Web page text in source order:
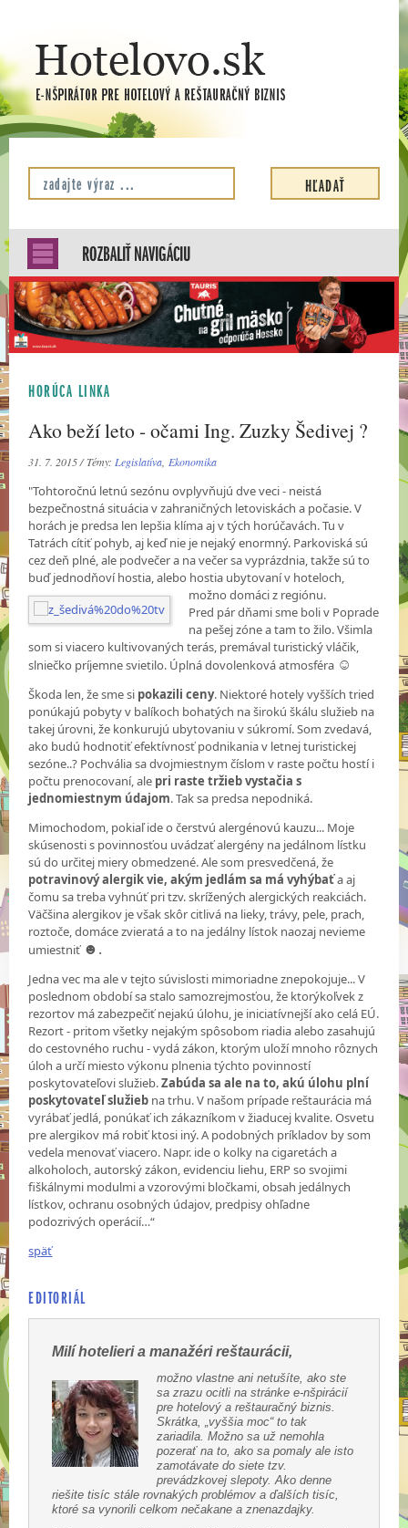
ROZBALIŤ NAVIGÁCIU
HORÚCA LINKA
Ako beží leto - očami Ing. Zuzky Šedivej ?
31. 7. 2015 / Témy: Legislatíva Ekonomika
"Tohtoročnú letnú sezónu ovplyvňujú dve veci - neistá
bezpečnostná situácia v zahraničných letoviskách a počasie. V
horách je predsa len lepšia klíma aj v tých horúčavách. Tu v
Tatrách cítiť pohyb, aj keď nie je nejaký enormný. Parkoviská sú
cez deň plné, ale podvečer a na večer sa vyprázdnia, takže sú to
buď jednodňoví hostia, alebo hostia ubytovaní v hoteloch,
možnodomáci z regiónu.
Pred pár dňami sme boli v Poprade
na pešej zóne a tam to žilo. Všimla
som si viacero kultivovaných terás, premával turistický vláčik,
slniečko príjemne svietilo. Úplná dovolenková atmosféra ☺
Škoda len, že sme si pokazili ceny. Niektoré hotely vyšších tried
ponúkajú pobyty v balíkoch bohatých na širokú škálu služieb na
takej úrovni, že konkurujú ubytovaniu v súkromí. Som zvedavá,
ako budú hodnotiť efektívnosť podnikania v letnej turistickej
sezóne..? Pochvália sa dvojmiestnym číslom v raste počtu hostí i
počtu prenocovaní, ale pri raste tržieb vystačia s
jednomiestnym údajom. Tak sa predsa nepodniká.
Mimochodom, pokiaľ ide o čerstvú alergénovú kauzu... Moje
skúsenosti s povinnosťou uvádzať alergény na jedálnom lístku
sú do určitej miery obmedzené. Ale som presvedčená, že
potravinový alergik vie, akým jedlám sa má vyhýbaťa aj
čomu sa treba vyhnúť pri tzv. skrížených alergických reakciách.
Väčšina alergikov je však skôr citlivá na lieky, trávy, pele, prach,
roztoče, domáce zvieratá a to na jedálny lístok naozaj nevieme
umiestniť ☻.
Jedna vec ma ale v tejto súvislosti mimoriadne znepokojuje... V
poslednom období sa stalo samozrejmosťou, že ktorýkoľvek z
rezortov má zabezpečiť nejakú úlohu, je iniciatívnejší ako celá EÚ.
Rezort - pritom všetky nejakým spôsobom riadia alebo zasahujú
do cestovného ruchu - vydá zákon, ktorým uloží mnoho rôznych
úloh a určí miesto výkonu plnenia týchto povinností
poskytovateľovi služieb.Zabúda sa ale na to, akú úlohu plní
poskytovateľ služieb na trhu. V našom prípade reštaurácia má
vyrábať jedlá, ponúkať ich zákazníkom v žiaducej kvalite. Osvetu
pre alergikov má robiť ktosi iný. A podobných príkladov by som
vedela menovať viacero. Napr. ide o kolky na cigaretách a
alkoholoch, autorský zákon, evidenciu liehu, ERP so svojimi
fiškálnymi modulmi a vzorovými bločkami, obsah jedálnych
lístkov, ochranu osobných údajov, predpisy ohľadne
podozrivých operácií…“
späť
EDITORIÁL
Milí hotelieri a manažéri reštaurácii,
možno vlastne ani netušíte, ako ste
sa zrazu ocitli na stránke e-nšpirácií
pre hotelový a reštauračný biznis.
Skrátka, „vyššia moc“ to tak
zariadila. Možno sa už nemohla
pozerať na to, ako sa pomaly ale isto
zamotávate do siete tzv.
prevádzkovej slepoty. Ako denne
riešite tisíc stále rovnakých problémov a ďalších tisíc,
ktoré sa vynorili celkom nečakane a znenazdajky.